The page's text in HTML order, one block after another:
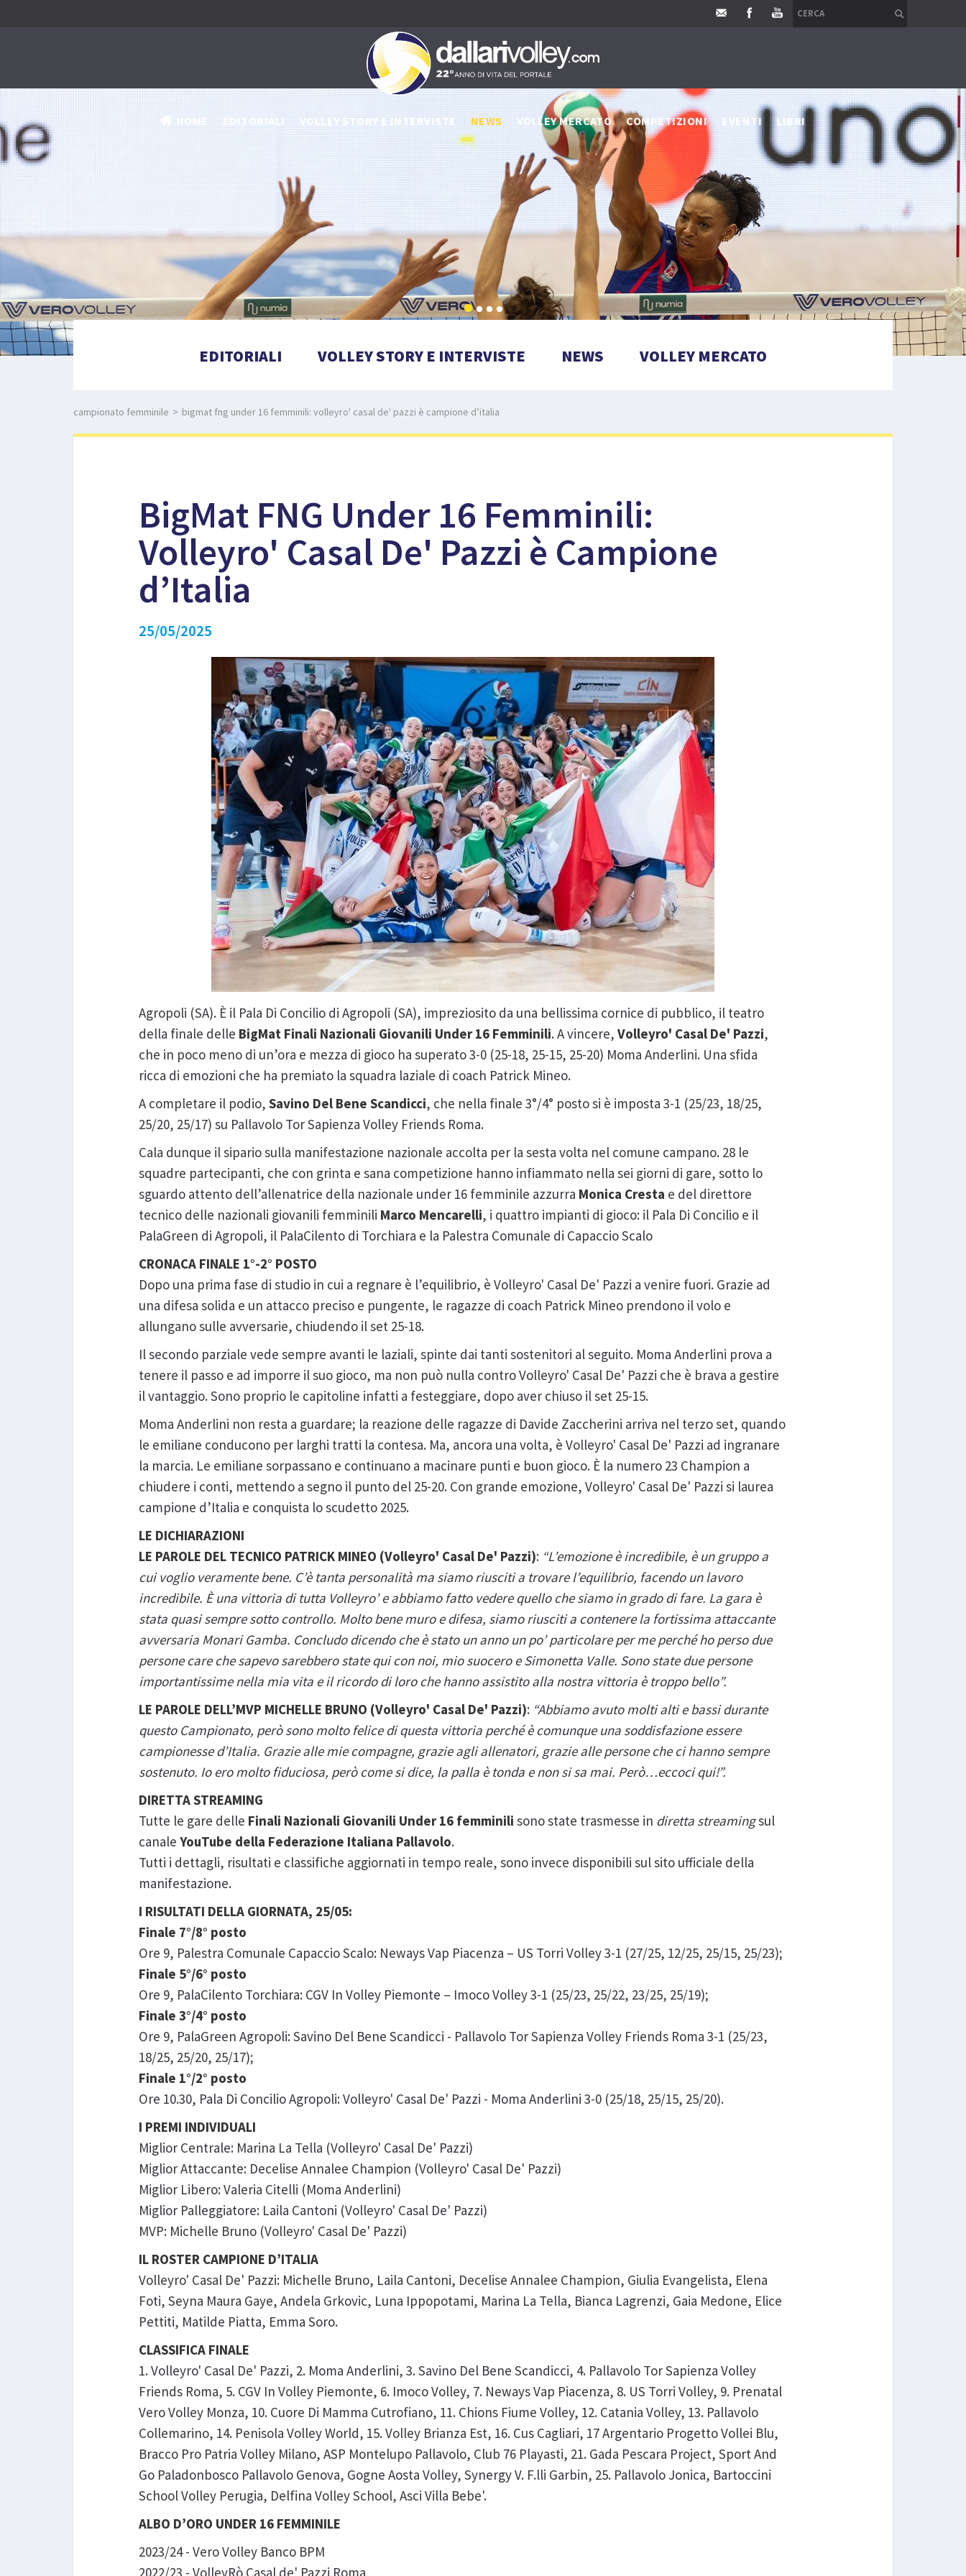
HOME EDITORIALI VOLLEY STORY E INTERVISTE NEWS VOLLEY MERCATO COMPETIZIONI EVENTI LIBRI
›
EDITORIALI VOLLEY STORY E INTERVISTE NEWS VOLLEY MERCATO
campionato femminile > bigmat fng under 16 femminili: volleyro' casal de' pazzi è campione d’italia
BigMat FNG Under 16 Femminili:
Volleyro' Casal De' Pazzi è Campione
d’Italia
25/05/2025
Agropoli (SA). È il Pala Di Concilio di Agropoli (SA), impreziosito da una bellissima cornice di pubblico, il teatro
della finale delle BigMat Finali Nazionali Giovanili Under 16 Femminili. A vincere,Volleyro' Casal De' Pazzi,
che in poco meno di un’ora e mezza di gioco ha superato 3-0 (25-18, 25-15, 25-20) Moma Anderlini. Una sfida
ricca di emozioni che ha premiato la squadra laziale di coach Patrick Mineo.
A completare il podio,Savino Del Bene Scandicci, che nella finale 3°/4° posto si è imposta 3-1 (25/23, 18/25,
25/20, 25/17) su Pallavolo Tor Sapienza Volley Friends Roma.
Cala dunque il sipario sulla manifestazione nazionale accolta per la sesta volta nel comune campano. 28 le
squadre partecipanti, che con grinta e sana competizione hanno infiammato nella sei giorni di gare, sotto lo
sguardo attento dell’allenatrice della nazionale under 16 femminile azzurra Monica Cresta e del direttore
tecnico delle nazionali giovanili femminili Marco Mencarelli, i quattro impianti di gioco: il Pala Di Concilio e il
PalaGreen di Agropoli, il PalaCilento di Torchiara e la Palestra Comunale di Capaccio Scalo
CRONACA FINALE 1°-2° POSTO
Dopo una prima fase di studio in cui a regnare è l’equilibrio, è Volleyro' Casal De' Pazzi a venire fuori. Grazie ad
una difesa solida e un attacco preciso e pungente, le ragazze di coach Patrick Mineo prendono il volo e
allungano sulle avversarie, chiudendo il set 25-18.
Il secondo parziale vede sempre avanti le laziali, spinte dai tanti sostenitori al seguito. Moma Anderlini prova a
tenere il passo e ad imporre il suo gioco, ma non può nulla contro Volleyro' Casal De' Pazzi che è brava a gestire
il vantaggio. Sono proprio le capitoline infatti a festeggiare, dopo aver chiuso il set 25-15.
Moma Anderlini non resta a guardare; la reazione delle ragazze di Davide Zaccherini arriva nel terzo set, quando
le emiliane conducono per larghi tratti la contesa. Ma, ancora una volta, è Volleyro' Casal De' Pazzi ad ingranare
la marcia. Le emiliane sorpassano e continuano a macinare punti e buon gioco. È la numero 23 Champion a
chiudere i conti, mettendo a segno il punto del 25-20. Con grande emozione, Volleyro' Casal De' Pazzi si laurea
campione d’Italia e conquista lo scudetto 2025.
LE DICHIARAZIONI
LE PAROLE DEL TECNICO PATRICK MINEO (Volleyro' Casal De' Pazzi): “L’emozione è incredibile, è un gruppo a
cui voglio veramente bene. C’è tanta personalità ma siamo riusciti a trovare l’equilibrio, facendo un lavoro
incredibile. È una vittoria di tutta Volleyro’ e abbiamo fatto vedere quello che siamo in grado di fare. La gara è
stata quasi sempre sotto controllo. Molto bene muro e difesa, siamo riusciti a contenere la fortissima attaccante
avversaria Monari Gamba. Concludo dicendo che è stato un anno un po’ particolare per me perché ho perso due
persone care che sapevo sarebbero state qui con noi, mio suocero e Simonetta Valle. Sono state due persone
importantissime nella mia vita e il ricordo di loro che hanno assistito alla nostra vittoria è troppo bello”.
LE PAROLE DELL’MVP MICHELLE BRUNO (Volleyro' Casal De' Pazzi): “Abbiamo avuto molti alti e bassi durante
questo Campionato, però sono molto felice di questa vittoria perché è comunque una soddisfazione essere
campionesse d’Italia. Grazie alle mie compagne, grazie agli allenatori, grazie alle persone che ci hanno sempre
sostenuto. Io ero molto fiduciosa, però come si dice, la palla è tonda e non si sa mai. Però…eccoci qui!”.
DIRETTA STREAMING
Tutte le gare delle Finali Nazionali Giovanili Under 16 femminili sono state trasmesse in diretta streamingsul
canaleYouTube della Federazione Italiana Pallavolo.
Tutti i dettagli, risultati e classifiche aggiornati in tempo reale, sono invece disponibili sul sito ufficiale della
manifestazione.
I RISULTATI DELLA GIORNATA, 25/05:
Finale 7°/8° posto
Ore 9, Palestra Comunale Capaccio Scalo: Neways Vap Piacenza – US Torri Volley 3-1 (27/25, 12/25, 25/15, 25/23);
Finale 5°/6° posto
Ore 9, PalaCilento Torchiara: CGV In Volley Piemonte – Imoco Volley 3-1 (25/23, 25/22, 23/25, 25/19);
Finale 3°/4° posto
Ore 9, PalaGreen Agropoli: Savino Del Bene Scandicci - Pallavolo Tor Sapienza Volley Friends Roma 3-1 (25/23,
18/25, 25/20, 25/17);
Finale 1°/2° posto
Ore 10.30, Pala Di Concilio Agropoli: Volleyro' Casal De' Pazzi - Moma Anderlini 3-0 (25/18, 25/15, 25/20).
I PREMI INDIVIDUALI
Miglior Centrale: Marina La Tella (Volleyro' Casal De' Pazzi)
Miglior Attaccante: Decelise Annalee Champion (Volleyro' Casal De' Pazzi)
Miglior Libero: Valeria Citelli (Moma Anderlini)
Miglior Palleggiatore: Laila Cantoni (Volleyro' Casal De' Pazzi)
MVP: Michelle Bruno (Volleyro' Casal De' Pazzi)
IL ROSTER CAMPIONE D’ITALIA
Volleyro' Casal De' Pazzi: Michelle Bruno, Laila Cantoni, Decelise Annalee Champion, Giulia Evangelista, Elena
Foti, Seyna Maura Gaye, Andela Grkovic, Luna Ippopotami, Marina La Tella, Bianca Lagrenzi, Gaia Medone, Elice
Pettiti, Matilde Piatta, Emma Soro.
CLASSIFICA FINALE
1. Volleyro' Casal De' Pazzi, 2. Moma Anderlini, 3. Savino Del Bene Scandicci, 4. Pallavolo Tor Sapienza Volley
Friends Roma, 5. CGV In Volley Piemonte, 6. Imoco Volley, 7. Neways Vap Piacenza, 8. US Torri Volley, 9. Prenatal
Vero Volley Monza, 10. Cuore Di Mamma Cutrofiano, 11. Chions Fiume Volley, 12. Catania Volley, 13. Pallavolo
Collemarino, 14. Penisola Volley World, 15. Volley Brianza Est, 16. Cus Cagliari, 17 Argentario Progetto Vollei Blu,
Bracco Pro Patria Volley Milano, ASP Montelupo Pallavolo, Club 76 Playasti, 21. Gada Pescara Project, Sport And
Go Paladonbosco Pallavolo Genova, Gogne Aosta Volley, Synergy V. F.lli Garbin, 25. Pallavolo Jonica, Bartoccini
School Volley Perugia, Delfina Volley School, Asci Villa Bebe'.
ALBO D’ORO UNDER 16 FEMMINILE
2023/24 - Vero Volley Banco BPM